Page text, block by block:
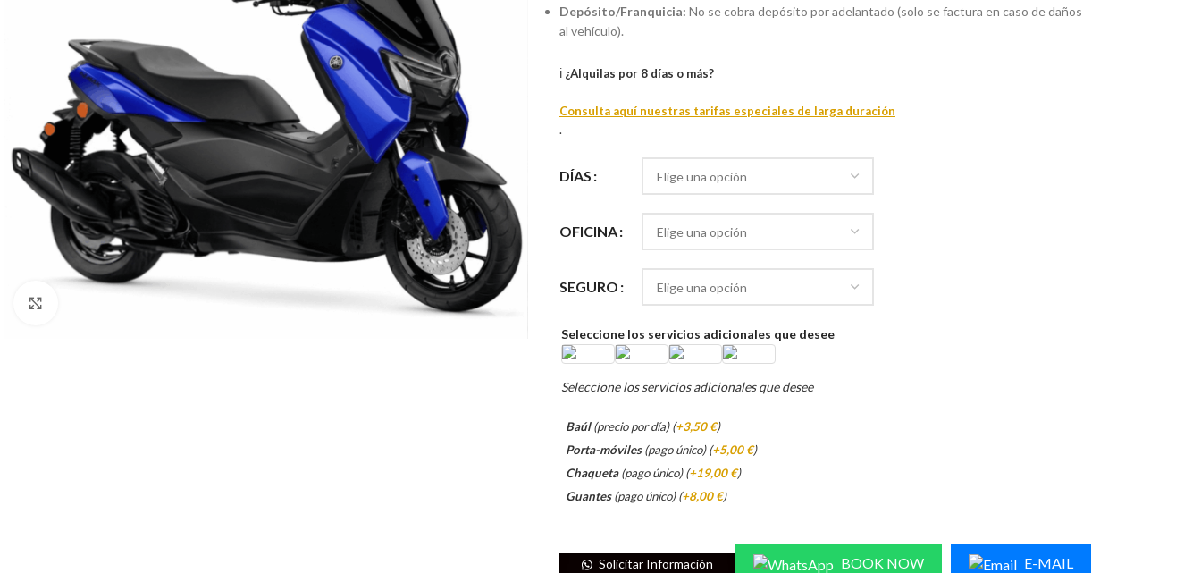
Depósito/Franquicia: No se cobra depósito por adelantado (solo se factura en caso de daños
al vehículo).
ℹ️ ¿Alquilas por 8 días o más?
Consulta aquí nuestras tarifas especiales de larga duración
.
DÍAS
OFICINA
SEGURO
Seleccione los servicios adicionales que desee
Seleccione los servicios adicionales que desee
Baúl(precio por día) (+3,50 €)
Porta-móviles(pago único) (+5,00 €)
Chaqueta(pago único) (+19,00 €)
Guantes(pago único) (+8,00 €)
Solicitar Información BOOK NOW E-MAIL